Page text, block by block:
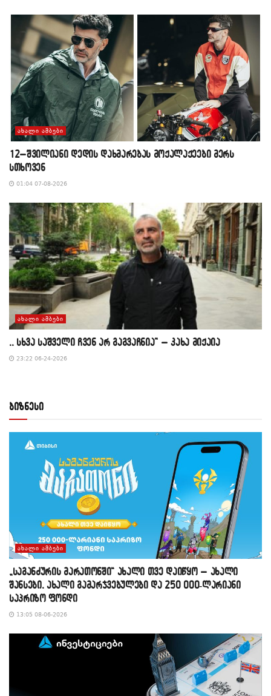
ᲐᲮᲐᲚᲘ ᲐᲛᲑᲔᲑᲘ
12–შვილიანი დედის დახმარებას მოქალაქეები მერს
სთხოვენ
01:04 07-08-2026
ᲐᲮᲐᲚᲘ ᲐᲛᲑᲔᲑᲘ
,, სხვა საშველი ჩვენ არ გაგვაჩნია” – კახა მიქაია
23:22 06-24-2026
ბიზნესი
ᲐᲮᲐᲚᲘ ᲐᲛᲑᲔᲑᲘ
„საგანძურის მარათონში“ ახალი თვე დაიწყო – ახალი
შანსები, ახალი გამარჯვებულები და 250 000-ლარიანი
საპრიზო ფონდი
13:05 08-06-2026